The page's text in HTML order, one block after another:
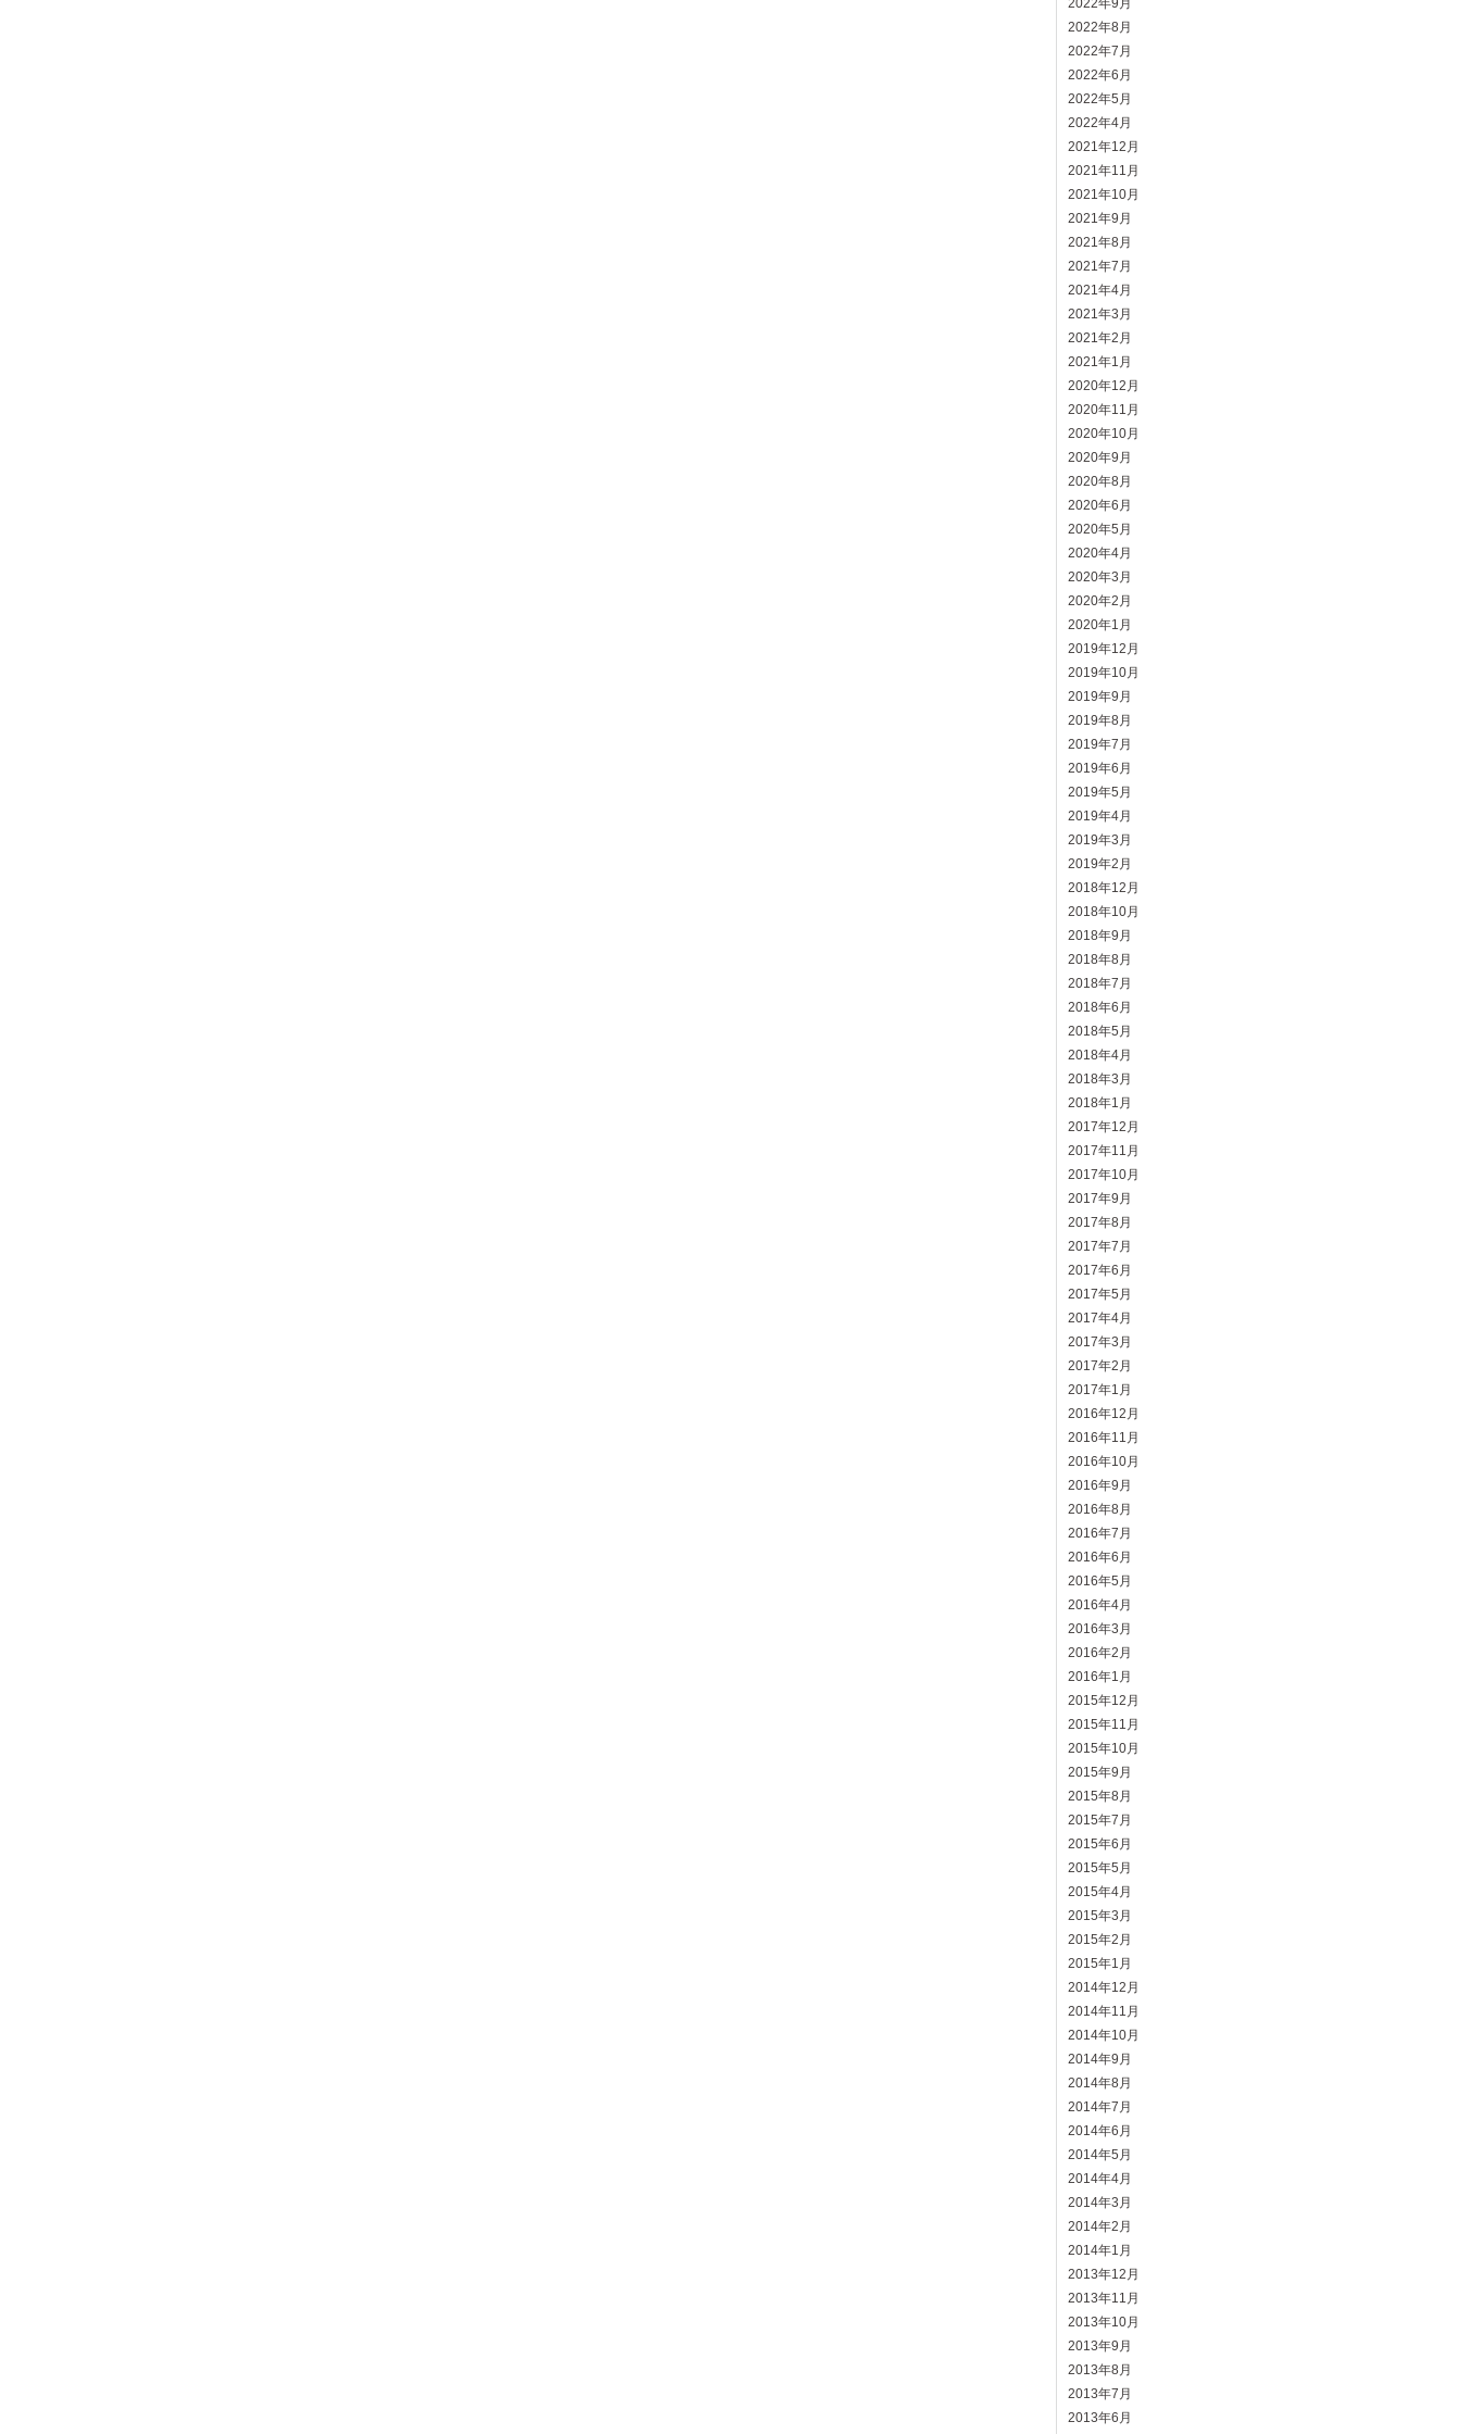
2022年9月
2022年8月
2022年7月
2022年6月
2022年5月
2022年4月
2021年12月
2021年11月
2021年10月
2021年9月
2021年8月
2021年7月
2021年4月
2021年3月
2021年2月
2021年1月
2020年12月
2020年11月
2020年10月
2020年9月
2020年8月
2020年6月
2020年5月
2020年4月
2020年3月
2020年2月
2020年1月
2019年12月
2019年10月
2019年9月
2019年8月
2019年7月
2019年6月
2019年5月
2019年4月
2019年3月
2019年2月
2018年12月
2018年10月
2018年9月
2018年8月
2018年7月
2018年6月
2018年5月
2018年4月
2018年3月
2018年1月
2017年12月
2017年11月
2017年10月
2017年9月
2017年8月
2017年7月
2017年6月
2017年5月
2017年4月
2017年3月
2017年2月
2017年1月
2016年12月
2016年11月
2016年10月
2016年9月
2016年8月
2016年7月
2016年6月
2016年5月
2016年4月
2016年3月
2016年2月
2016年1月
2015年12月
2015年11月
2015年10月
2015年9月
2015年8月
2015年7月
2015年6月
2015年5月
2015年4月
2015年3月
2015年2月
2015年1月
2014年12月
2014年11月
2014年10月
2014年9月
2014年8月
2014年7月
2014年6月
2014年5月
2014年4月
2014年3月
2014年2月
2014年1月
2013年12月
2013年11月
2013年10月
2013年9月
2013年8月
2013年7月
2013年6月